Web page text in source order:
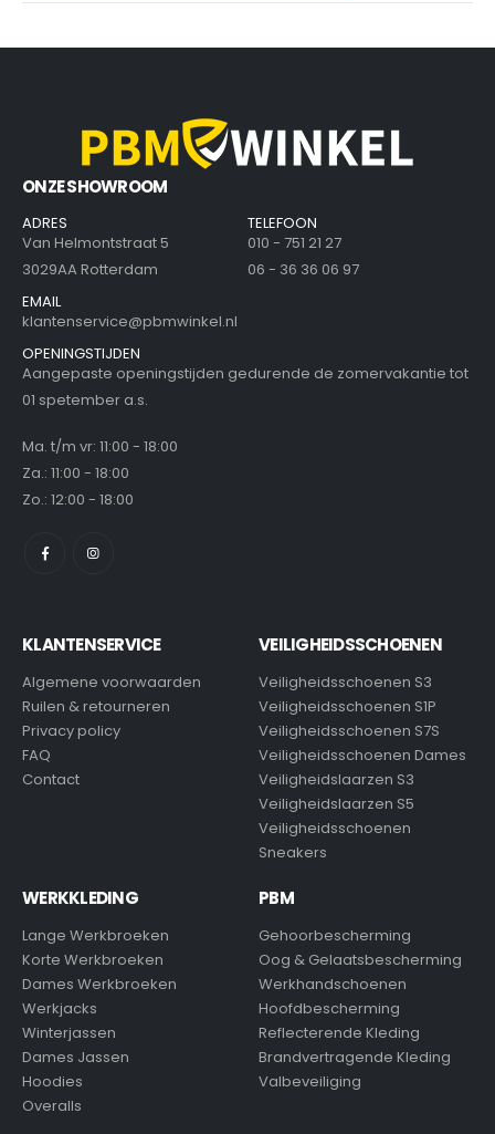
ONZE SHOWROOM
ADRES
Van Helmontstraat 5
3029AA Rotterdam
TELEFOON
010 - 751 21 27
06 - 36 36 06 97
EMAIL
klantenservice@pbmwinkel.nl
OPENINGSTIJDEN
Aangepaste openingstijden gedurende de zomervakantie tot
01 spetember a.s.
Ma. t/m vr: 11:00 - 18:00
Za.: 11:00 - 18:00
Zo.: 12:00 - 18:00
KLANTENSERVICE
Algemene voorwaarden
Ruilen & retourneren
Privacy policy
FAQ
Contact
VEILIGHEIDSSCHOENEN
Veiligheidsschoenen S3
Veiligheidsschoenen S1P
Veiligheidsschoenen S7S
Veiligheidsschoenen Dames
Veiligheidslaarzen S3
Veiligheidslaarzen S5
Veiligheidsschoenen
Sneakers
WERKKLEDING
Lange Werkbroeken
Korte Werkbroeken
Dames Werkbroeken
Werkjacks
Winterjassen
Dames Jassen
Hoodies
Overalls
PBM
Gehoorbescherming
Oog & Gelaatsbescherming
Werkhandschoenen
Hoofdbescherming
Reflecterende Kleding
Brandvertragende Kleding
Valbeveiliging